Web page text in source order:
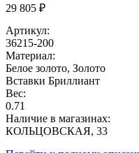
29 805 ₽
Артикул:
36215-200
Материал:
Белое золото, Золото
Вставки Бриллиант
Вес:
0.71
Наличие в магазинах:
КОЛЬЦОВСКАЯ, 33